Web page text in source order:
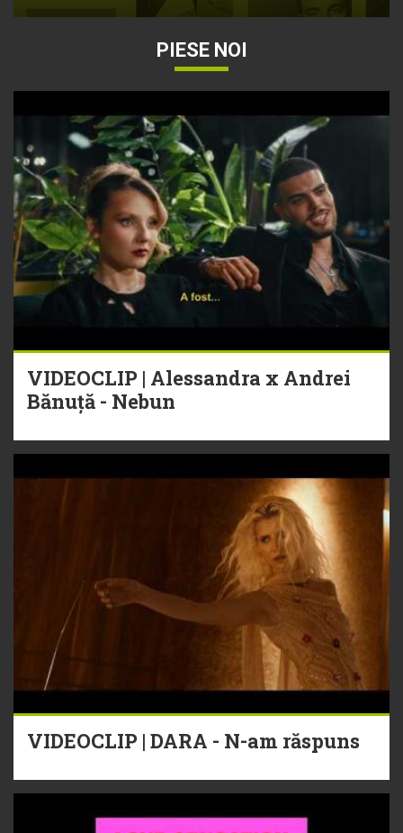
PIESE NOI
VIDEOCLIP | Alessandra x Andrei
Bănuță - Nebun
VIDEOCLIP | DARA - N-am răspuns